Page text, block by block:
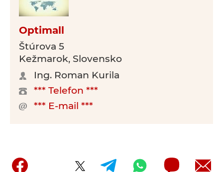
Optimall
Štúrova 5
Kežmarok, Slovensko
Ing. Roman Kurila
*** Telefon ***
*** E-mail ***